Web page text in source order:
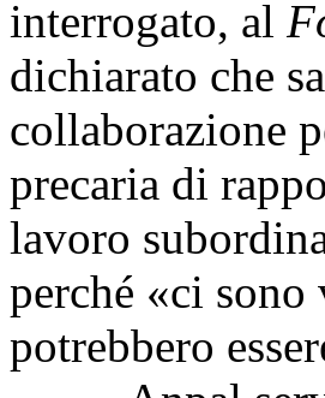
interrogato, al
dichiarato che
collaborazione
precaria di
lavoro
perché «ci
potrebbero